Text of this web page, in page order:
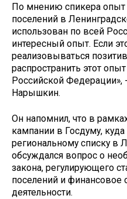
По мнению спикера опыт
поселений в
использован по всей
интересный опыт. Если
реализовываться
распространить этот
Российской Федерации»,
Нарышкин.
Он напомнил, что в
кампании в Госдуму,
региональному списку в
обсуждался вопрос о
закона, регулирующего
поселений и финансовое
деятельности.